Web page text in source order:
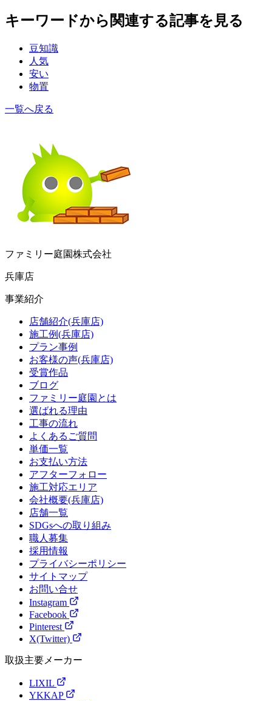
キーワードから関連する記事を見る
豆知識
人気
安い
物置
一覧へ戻る
ファミリー庭園株式会社
兵庫店
事業紹介
店舗紹介(兵庫店)
施工例(兵庫店)
プラン事例
お客様の声(兵庫店)
受賞作品
ブログ
ファミリー庭園とは
選ばれる理由
工事の流れ
よくあるご質問
単価一覧
お支払い方法
アフターフォロー
施工対応エリア
会社概要(兵庫店)
店舗一覧
SDGsへの取り組み
職人募集
採用情報
プライバシーポリシー
サイトマップ
お問い合せ
Instagram
Facebook
Pinterest
X(Twitter)
取扱主要メーカー
LIXIL
YKKAP